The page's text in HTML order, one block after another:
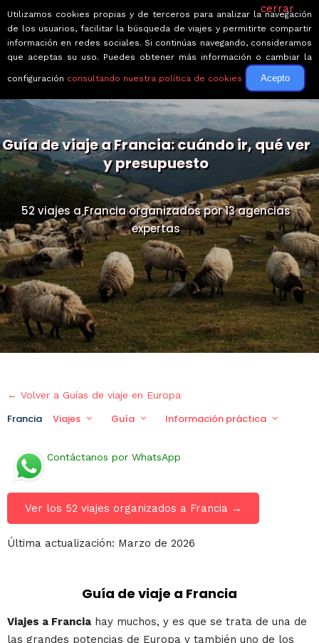
Guía de viaje a Francia: cuándo ir, qué ver
y presupuesto
52 viajes a Francia organizados por 13 agencias
expertas
← Volver a Guías de viaje en Europa
Francia Viajes Guía Información práctica
Contáctanos por WhatsApp
Ver los 52 viajes organizados a Francia →
Última actualización: Marzo de 2026
Guía de viaje a Francia
Viajes a Francia hay muchos, y es que se trata de una de
las grandes potencias de Europa y también uno de los
cerrar
Utilizamos cookies propias y de terceros para analizar la navegación
de los usuarios, facilitar la búsqueda de viajes y permitirte compartir
información en redes sociales. Si continúas navegando, consideramos
que aceptas su uso. Puedes obtener más información o cambiar la
configuración consultando nuestra política de cookies Acepto